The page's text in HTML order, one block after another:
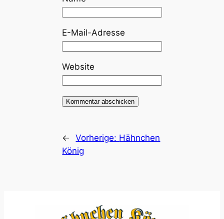
E-Mail-Adresse
Website
← Vorherige: Hähnchen
König